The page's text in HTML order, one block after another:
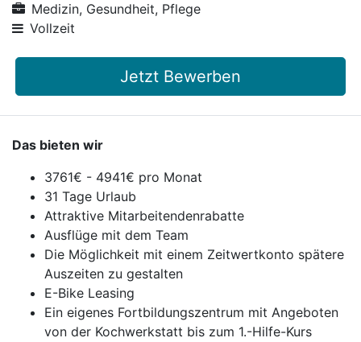
Medizin, Gesundheit, Pflege
Vollzeit
Jetzt Bewerben
Das bieten wir
3761€ - 4941€ pro Monat
31 Tage Urlaub
Attraktive Mitarbeitendenrabatte
Ausflüge mit dem Team
Die Möglichkeit mit einem Zeitwertkonto spätere
Auszeiten zu gestalten
E-Bike Leasing
Ein eigenes Fortbildungszentrum mit Angeboten
von der Kochwerkstatt bis zum 1.-Hilfe-Kurs